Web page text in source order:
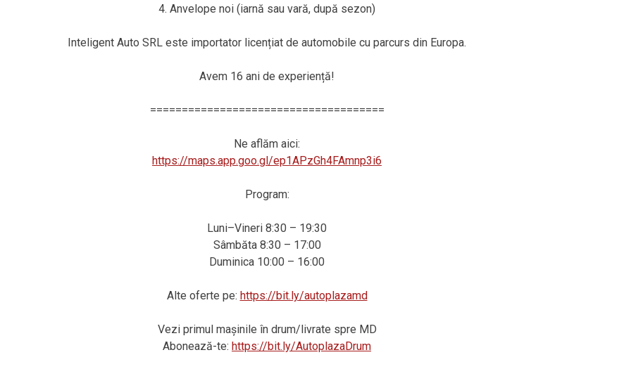
4. Anvelope noi (iarnă sau vară, după sezon)
Inteligent Auto SRL este importator licențiat de automobile cu parcurs din Europa.
Avem 16 ani de experiență!
=====================================
Ne aflăm aici:
https://maps.app.goo.gl/ep1APzGh4FAmnp3i6
Program:
Luni–Vineri 8:30 – 19:30
Sâmbăta 8:30 – 17:00
Duminica 10:00 – 16:00
Alte oferte pe: https://bit.ly/autoplazamd
Vezi primul mașinile în drum/livrate spre MD
Abonează-te: https://bit.ly/AutoplazaDrum